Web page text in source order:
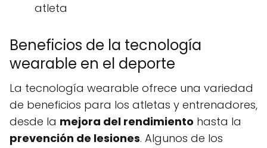
atleta
Beneficios de la tecnología
wearable en el deporte
La tecnología wearable ofrece una variedad
de beneficios para los atletas y entrenadores,
desde la mejora del rendimiento hasta la
prevención de lesiones. Algunos de los